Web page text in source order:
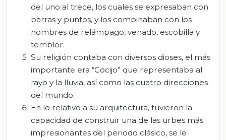
del uno al trece, los cuales se expresaban con
barras y puntos, y los combinaban con los
nombres de relámpago, venado, escobilla y
temblor.
Su religión contaba con diversos dioses, el más
importante era “Cocijo” que representaba al
rayo y la lluvia, así como las cuatro direcciones
del mundo.
En lo relativo a su arquitectura, tuvieron la
capacidad de construir una de las urbes más
impresionantes del periodo clásico, se le